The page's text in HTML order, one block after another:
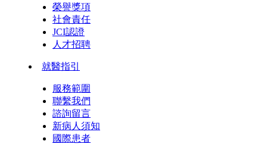
榮譽獎項
社會責任
JCI認證
人才招聘
就醫指引
服務範圍
聯繫我們
諮詢留言
新病人須知
國際患者